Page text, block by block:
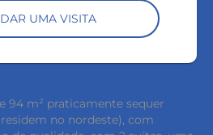
UMA VISITA
94 m² praticamente sequer
no nordeste), com